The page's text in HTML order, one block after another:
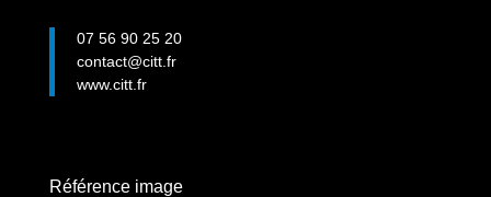
07 56 90 25 20
contact@citt.fr
www.citt.fr
Référence image